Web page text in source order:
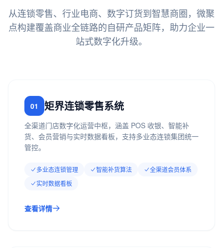
从连锁零售、行业电商、数字订货到智慧商圈，微聚
点构建覆盖商业全链路的自研产品矩阵，助力企业一
站式数字化升级。
01 矩界连锁零售系统
全渠道门店数字化运营中枢，涵盖 POS 收银、智能补
货、会员营销与实时数据看板，支持多业态连锁集团统一
管控。
多业态连锁管理 智能补货算法
全渠道会员体系
实时数据看板
查看详情